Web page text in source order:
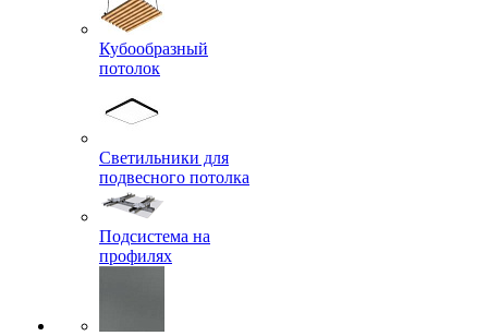
Кубообразный
потолок
Светильники для
подвесного потолка
Подсистема на
профилях